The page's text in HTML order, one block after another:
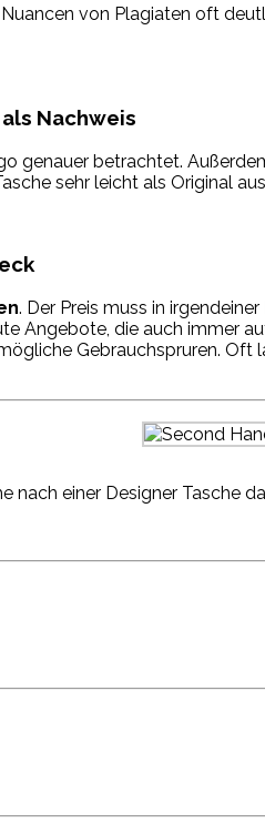
von Plagiaten oft
Nachweis
genauer betrachtet.
sehr leicht als Original
. Der Preis muss in
Angebote, die auch immer
Gebrauchspruren. Oft
einer Designer Tasche